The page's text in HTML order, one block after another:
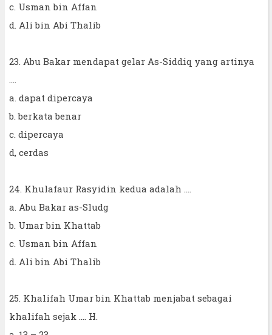
c. Usman bin Affan
d. Ali bin Abi Thalib
23. Abu Bakar mendapat gelar As-Siddiq yang artinya
….
a. dapat dipercaya
b. berkata benar
c. dipercaya
d, cerdas
24. Khulafaur Rasyidin kedua adalah ....
a. Abu Bakar as-Sludg
b. Umar bin Khattab
c. Usman bin Affan
d. Ali bin Abi Thalib
25. Khalifah Umar bin Khattab menjabat sebagai
khalifah sejak .... H.